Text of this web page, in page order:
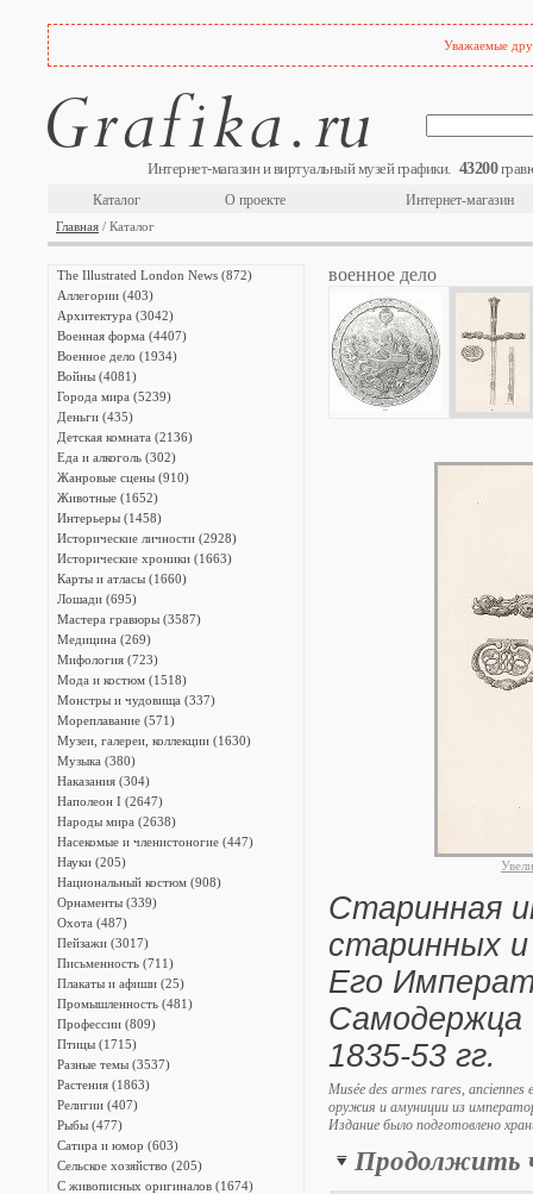
Уважаемые
Интернет-магазин и виртуальный музей графики. 43200
Каталог О проекте Интернет-магазин
Главная / Каталог
The Illustrated London News (872)
Аллегории (403)
Архитектура (3042)
Военная форма (4407)
Военное дело (1934)
Войны (4081)
Города мира (5239)
Деньги (435)
Детская комната (2136)
Еда и алкоголь (302)
Жанровые сцены (910)
Животные (1652)
Интерьеры (1458)
Исторические личности (2928)
Исторические хроники (1663)
Карты и атласы (1660)
Лошади (695)
Мастера гравюры (3587)
Медицина (269)
Мифология (723)
Мода и костюм (1518)
Монстры и чудовища (337)
Мореплавание (571)
Музеи, галереи, коллекции (1630)
Музыка (380)
Наказания (304)
Наполеон I (2647)
Народы мира (2638)
Насекомые и членистоногие (447)
Науки (205)
Национальный костюм (908)
Орнаменты (339)
Охота (487)
Пейзажи (3017)
Письменность (711)
Плакаты и афиши (25)
Промышленность (481)
Профессии (809)
Птицы (1715)
Разные темы (3537)
Растения (1863)
Религии (407)
Рыбы (477)
Сатира и юмор (603)
Сельское хозяйство (205)
С живописных оригиналов (1674)
военное дело
Старинная
старинных
Его
Самодержца
1835-53 гг.
Musée des armes rares,
оружия и амуниции из
Издание было подготовлено
Первый каталог оружия в
Продолжить